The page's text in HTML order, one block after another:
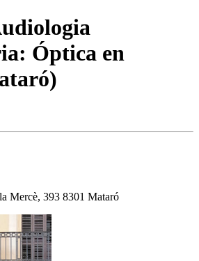
Óptica en
Mercè, 393 8301 Mataró